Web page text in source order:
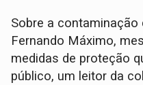
Sobre a contaminação
Fernando Máximo,
medidas de proteção
público, um leitor da